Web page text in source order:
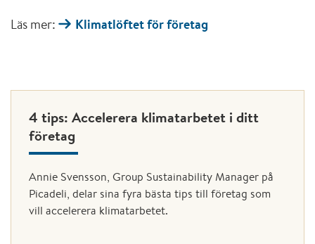
Läs mer:
Klimatlöftet för företag
4 tips: Accelerera klimatarbetet i ditt
företag
Annie Svensson, Group Sustainability Manager på
Picadeli, delar sina fyra bästa tips till företag som
vill accelerera klimatarbetet.